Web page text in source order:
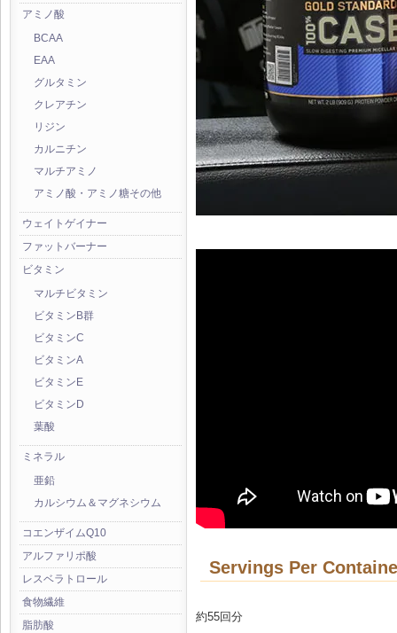
アミノ酸
BCAA
EAA
グルタミン
クレアチン
リジン
カルニチン
マルチアミノ
アミノ酸・アミノ糖その他
ウェイトゲイナー
ファットバーナー
ビタミン
マルチビタミン
ビタミンB群
ビタミンC
ビタミンA
ビタミンE
ビタミンD
葉酸
ミネラル
亜鉛
カルシウム＆マグネシウム
コエンザイムQ10
アルファリポ酸
レスベラトロール
食物繊維
脂肪酸
Servings Per
約55回分